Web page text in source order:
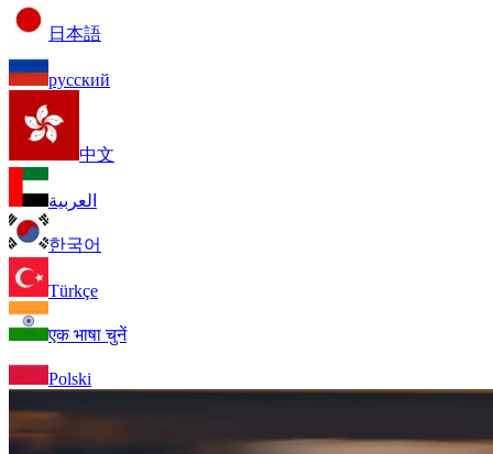
日本語
русский
中文
العربية
한국어
Türkçe
एक भाषा चुनें
Polski